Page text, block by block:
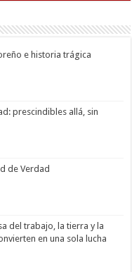
e historia trágica
prescindibles allá, sin
de Verdad
del trabajo, la tierra y la
en una sola lucha